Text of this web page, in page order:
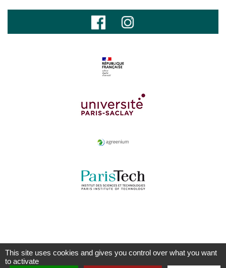
This site uses cookies and gives you control over what you want
to activate